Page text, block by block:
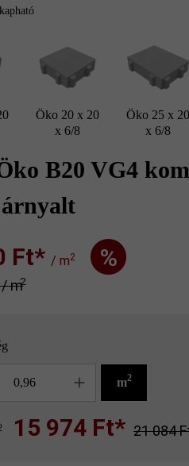
Öko 20 x 20
x 6/8
Öko 25 x 20
x 6/8
B20 VG4
Ft‎‎‎*/ m2 %
/ m2
m2
15 974 Ft* 21 084